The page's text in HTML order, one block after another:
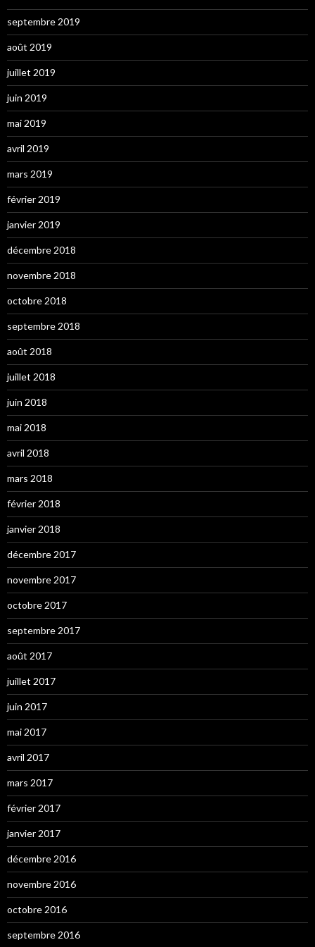
septembre 2019
août 2019
juillet 2019
juin 2019
mai 2019
avril 2019
mars 2019
février 2019
janvier 2019
décembre 2018
novembre 2018
octobre 2018
septembre 2018
août 2018
juillet 2018
juin 2018
mai 2018
avril 2018
mars 2018
février 2018
janvier 2018
décembre 2017
novembre 2017
octobre 2017
septembre 2017
août 2017
juillet 2017
juin 2017
mai 2017
avril 2017
mars 2017
février 2017
janvier 2017
décembre 2016
novembre 2016
octobre 2016
septembre 2016